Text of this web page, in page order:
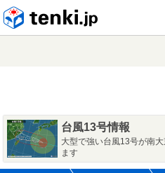
台風13号情報
大型で強い台風13号が南
ます